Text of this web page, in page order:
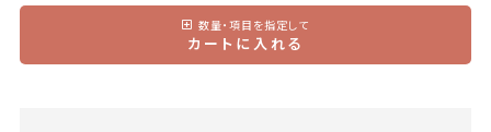
数量・項目を指定して
カートに入れる